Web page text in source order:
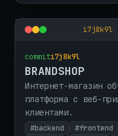
i7j8k9l
commiti7j8k9l
BRANDSHOP
Интернет-магазин
платформа с веб-
клиентами.
#backend #frontend